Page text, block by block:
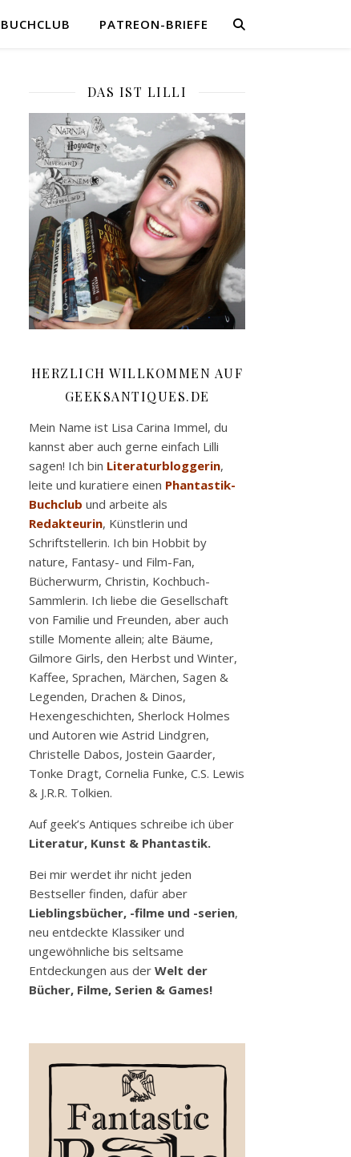
BUCHCLUB PATREON-BRIEFE
DAS IST LILLI
HERZLICH WILLKOMMEN AUF
GEEKSANTIQUES.DE
Mein Name ist Lisa Carina Immel, du
kannst aber auch gerne einfach Lilli
sagen! Ich bin Literaturbloggerin,
leite und kuratiere einen Phantastik-
Buchclub und arbeite als
Redakteurin, Künstlerin und
Schriftstellerin. Ich bin Hobbit by
nature, Fantasy- und Film-Fan,
Bücherwurm, Christin, Kochbuch-
Sammlerin. Ich liebe die Gesellschaft
von Familie und Freunden, aber auch
stille Momente allein; alte Bäume,
Gilmore Girls, den Herbst und Winter,
Kaffee, Sprachen, Märchen, Sagen &
Legenden, Drachen & Dinos,
Hexengeschichten, Sherlock Holmes
und Autoren wie Astrid Lindgren,
Christelle Dabos, Jostein Gaarder,
Tonke Dragt, Cornelia Funke, C.S. Lewis
& J.R.R. Tolkien.
Auf geek’s Antiques schreibe ich über
Literatur, Kunst & Phantastik.
Bei mir werdet ihr nicht jeden
Bestseller finden, dafür aber
Lieblingsbücher, -filme und -serien,
neu entdeckte Klassiker und
ungewöhnliche bis seltsame
Entdeckungen aus der Welt der
Bücher, Filme, Serien & Games!